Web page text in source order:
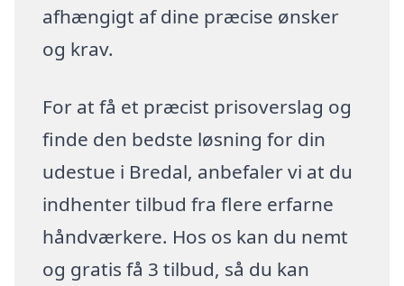
afhængigt af dine præcise ønsker
og krav.
For at få et præcist prisoverslag og
finde den bedste løsning for din
udestue i Bredal, anbefaler vi at du
indhenter tilbud fra flere erfarne
håndværkere. Hos os kan du nemt
og gratis få 3 tilbud, så du kan